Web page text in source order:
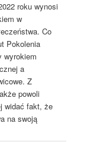
roku wynosi
w
Co
Pokolenia
wyrokiem
a
Z
powoli
widać fakt, że
na swoją